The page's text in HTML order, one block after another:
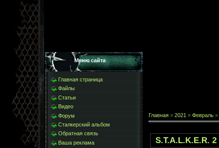
Меню сайта
Главная страница
Файлы
Статьи
Видео
Форум
Сталкерский альбом
Обратная связь
Ваша реклама
Главная » 2021 » Февраль »
S.T.A.L.K.E.R.